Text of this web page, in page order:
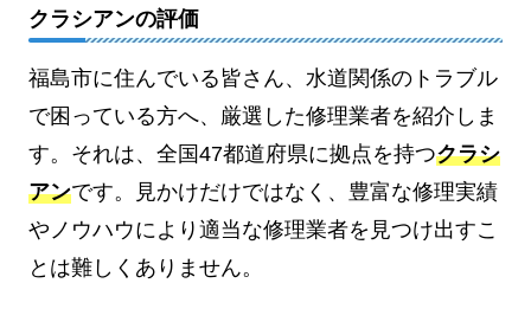
クラシアンの評価
福島市に住んでいる皆さん、水道関係のトラブル
で困っている方へ、厳選した修理業者を紹介しま
す。それは、全国47都道府県に拠点を持つクラシ
アンです。見かけだけではなく、豊富な修理実績
やノウハウにより適当な修理業者を見つけ出すこ
とは難しくありません。